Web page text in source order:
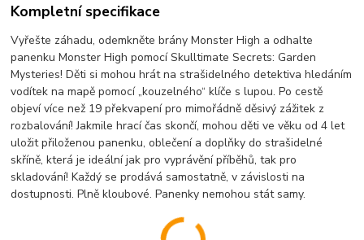
Kompletní specifikace
Vyřešte záhadu, odemkněte brány Monster High a odhalte
panenku Monster High pomocí Skulltimate Secrets: Garden
Mysteries! Děti si mohou hrát na strašidelného detektiva hledáním
vodítek na mapě pomocí „kouzelného“ klíče s lupou. Po cestě
objeví více než 19 překvapení pro mimořádně děsivý zážitek z
rozbalování! Jakmile hrací čas skončí, mohou děti ve věku od 4 let
uložit přiloženou panenku, oblečení a doplňky do strašidelné
skříně, která je ideální jak pro vyprávění příběhů, tak pro
skladování! Každý se prodává samostatně, v závislosti na
dostupnosti. Plně kloubové. Panenky nemohou stát samy.